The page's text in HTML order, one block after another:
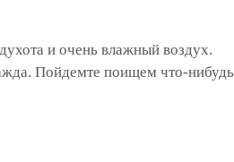
и очень влажный воздух.
Пойдемте поищем что-нибудь